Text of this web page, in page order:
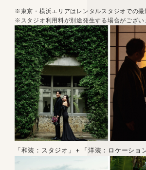
※東京・横浜エリアはレンタルスタジオでの撮
※スタジオ利用料が別途発生する場合がござい
「和装：スタジオ」＋「洋装：ロケーション